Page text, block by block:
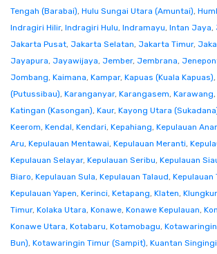
Tengah (Barabai), Hulu Sungai Utara (Amuntai),
Indragiri Hilir, Indragiri Hulu, Indramayu, Intan Jaya,
Jakarta Pusat, Jakarta Selatan, Jakarta Timur,
Jayapura, Jayawijaya, Jember, Jembrana,
Jombang, Kaimana, Kampar, Kapuas (Kuala Kapuas),
(Putussibau), Karanganyar, Karangasem, Karawang,
Katingan (Kasongan), Kaur, Kayong Utara
Keerom, Kendal, Kendari, Kepahiang, Kepulauan
Aru, Kepulauan Mentawai, Kepulauan Meranti,
Kepulauan Selayar, Kepulauan Seribu, Kepulauan
Biaro, Kepulauan Sula, Kepulauan Talaud, Kepulauan
Kepulauan Yapen, Kerinci, Ketapang, Klaten,
Timur, Kolaka Utara, Konawe, Konawe Kepulauan,
Konawe Utara, Kotabaru, Kotamobagu,
Bun), Kotawaringin Timur (Sampit), Kuantan Singingi